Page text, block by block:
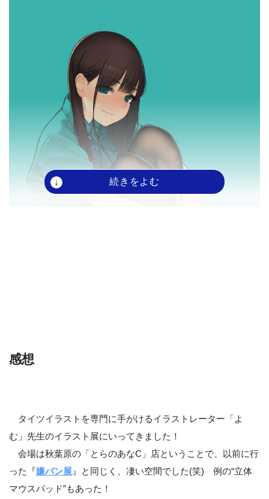
台北でも実施された『よむ展』が、秋葉原に帰ってき
た！
多数の新作タイツイラストの展示をお楽しみくださ
限定グッズも取り揃えて、皆さまのお越しをお待ちし
ております！
感想
タイツイラストを専門に手がけるイラストレーター「よ
む」先生のイラスト展にいってきました！
会場は秋葉原の「とらのあなC」店ということで、以前に行
った『嫌パン展 』と同じく、凄い空間でした(笑) 例の“立体
マウスパッド”もあった！